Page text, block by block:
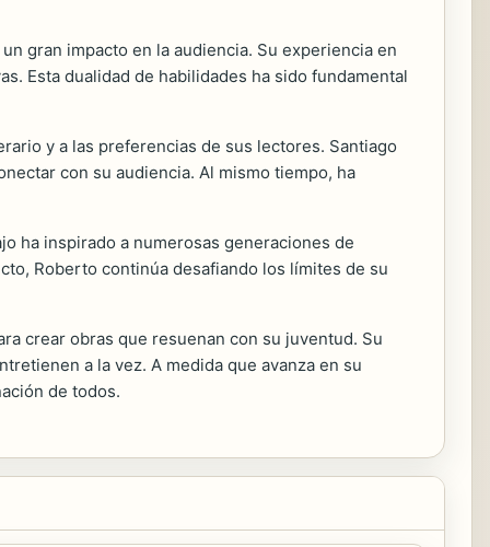
gran impacto en la audiencia. Su experiencia en
Esta dualidad de habilidades ha sido fundamental
y a las preferencias de sus lectores. Santiago
con su audiencia. Al mismo tiempo, ha
ha inspirado a numerosas generaciones de
Roberto continúa desafiando los límites de su
crear obras que resuenan con su juventud. Su
a la vez. A medida que avanza en su
de todos.